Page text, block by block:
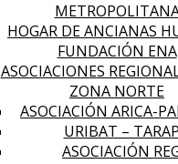
HOGAR DE ANCIANAS
FUNDACIÓN ENA
ASOCIACIONES
ZONA NORTE
ASOCIACIÓN ARICA-
URIBAT –
ASOCIACIÓN